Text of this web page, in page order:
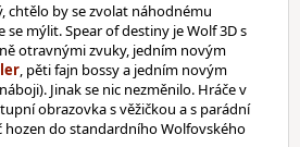
chtělo by se zvolat náhodnému
mýlit. Spear of destiny je Wolf 3D s
otravnými zvuky, jedním novým
, pěti fajn bossy a jedním novým
Jinak se nic nezměnilo. Hráče v
obrazovka s věžičkou a s parádní
hozen do standardního Wolfovského